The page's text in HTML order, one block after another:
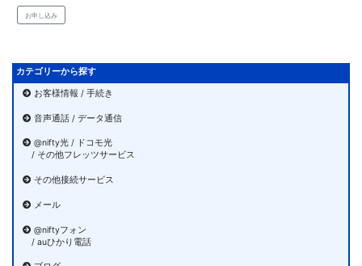
お申し込み
カテゴリーから探す
お客様情報 / 手続き
音声通話 / データ通信
@nifty光 / ドコモ光
/ その他フレッツサービス
その他接続サービス
メール
@niftyフォン
/ auひかり電話